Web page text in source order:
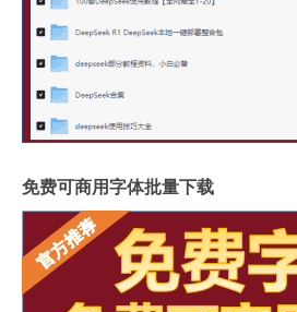
免费可商用字体批量下载